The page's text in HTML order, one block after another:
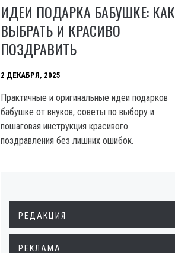
ИДЕИ ПОДАРКА БАБУШКЕ: КАК
ВЫБРАТЬ И КРАСИВО
ПОЗДРАВИТЬ
2 ДЕКАБРЯ, 2025
Практичные и оригинальные идеи подарков
бабушке от внуков, советы по выбору и
пошаговая инструкция красивого
поздравления без лишних ошибок.
РЕДАКЦИЯ
РЕКЛАМА